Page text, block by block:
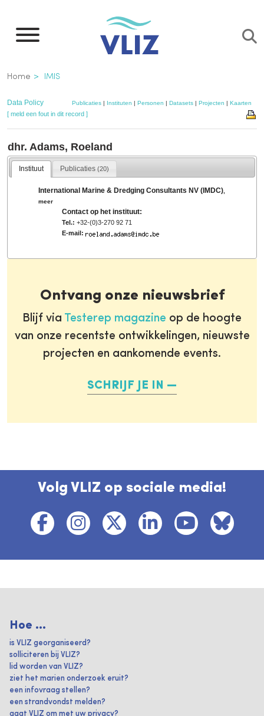
naar
inhoud
gaan
Kruimelpad
Home IMIS
Data Policy Publicaties| Instituten | Personen | Datasets| Projecten | Kaarten
[ meld een fout in dit record ]
dhr. Adams, Roeland
Instituut Publicaties(20)
International Marine & Dredging Consultants NV (IMDC)
meer
Contact op het instituut:
Tel.: +32-(0)3-270 92 71
E-mail:
Ontvang onze nieuwsbrief
Blijf via Testerep magazine op de hoogte
van onze recentste ontwikkelingen, nieuwste
projecten en aankomende events.
SCHRIJF JE IN
Volg VLIZ op sociale media!
Hoe ...
is VLIZ georganiseerd?
solliciteren bij VLIZ?
lid worden van VLIZ?
ziet het marien onderzoek eruit?
een infovraag stellen?
een strandvondst melden?
gaat VLIZ om met uw privacy?